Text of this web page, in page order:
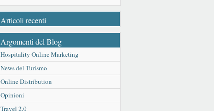
Articoli recenti
Argomenti del Blog
Hospitality Online Marketing
News del Turismo
Online Distribution
Opinioni
Travel 2.0